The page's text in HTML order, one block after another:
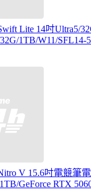
Lite 14吋Ultra5/
1TB/W11/SFL14-
V 15.6吋電競筆
GeForce RTX